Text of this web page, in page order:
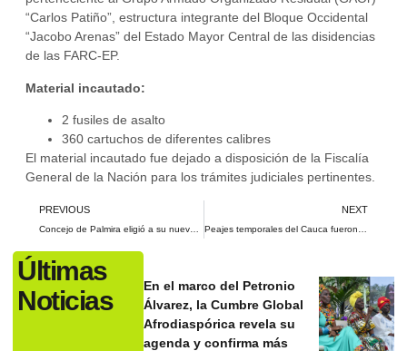
“Carlos Patiño”, estructura integrante del Bloque Occidental
“Jacobo Arenas” del Estado Mayor Central de las disidencias
de las FARC-EP.
Material incautado:
2 fusiles de asalto
360 cartuchos de diferentes calibres
El material incautado fue dejado a disposición de la Fiscalía
General de la Nación para los trámites judiciales pertinentes.
PREVIOUS NEXT
Últimas
Noticias
En el marco del Petronio
Álvarez, la Cumbre Global
Afrodiaspórica revela su
agenda y confirma más